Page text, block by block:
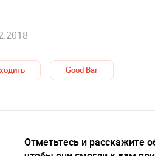
Good Bar
Отметьтесь и расскажите